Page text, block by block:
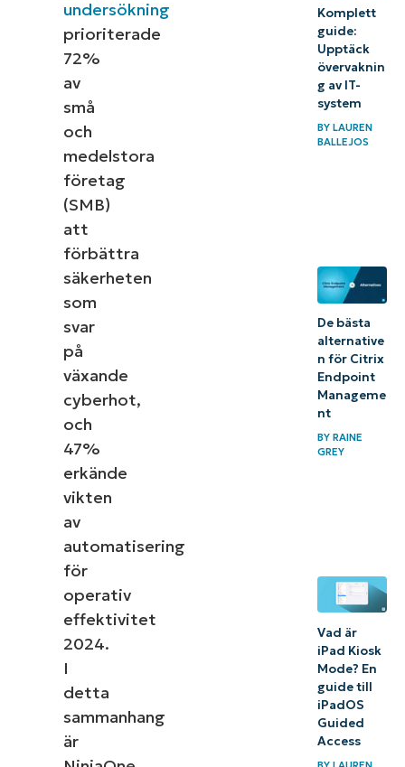
undersökning
prioriterade
72%
av
små
och
medelstora
företag
(SMB)
att
förbättra
säkerheten
som
svar
på
växande
cyberhot,
och
47%
erkände
vikten
av
automatisering
för
operativ
effektivitet
2024.
I
detta
sammanhang
är
Komplett
guide:
Upptäck
övervaknin
g av IT-
system
BYLAUREN
BALLEJOS
De bästa
alternative
n för Citrix
Endpoint
Manageme
nt
BYRAINE
GREY
Vad är
iPad Kiosk
Mode? En
guide till
iPadOS
Guided
Access